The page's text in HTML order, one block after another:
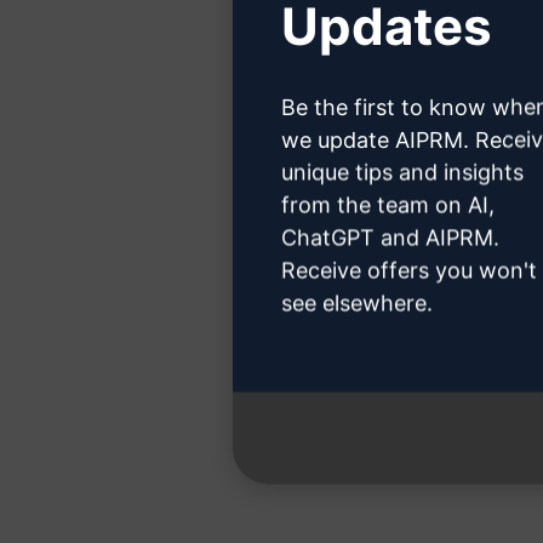
Cliquez
Étape 3 :
Updates
Be the first to know
we update AIPRM.
unique tips and insights
from the team on AI,
ChatGPT and AIPRM.
Receive offers you won't
see elsewhere.